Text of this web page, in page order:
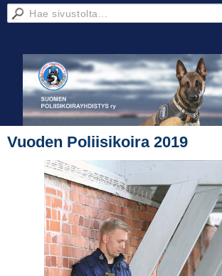
Vuoden Poliisikoira 2019